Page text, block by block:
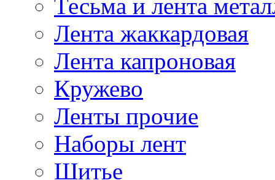
Тесьма и лента
Лента жаккардовая
Лента капроновая
Кружево
Ленты прочие
Наборы лент
Шитье